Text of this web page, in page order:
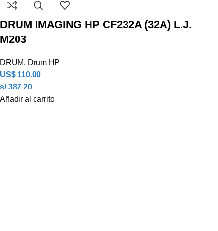
DRUM IMAGING HP CF232A (32A) L.J.
M203
DRUM, Drum HP
US$ 110.00
s/ 387.20
Añadir al carrito